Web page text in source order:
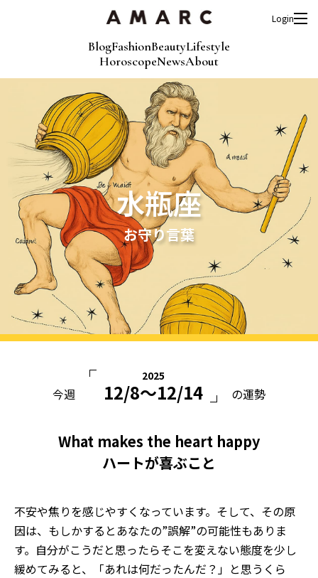
BlogFashionBeautyLifestyle
HoroscopeNewsAbout
Login
水瓶座
お守り言葉
今週
2025
12/8〜12/14 の運勢
What makes the heart happy
ハートが喜ぶこと
不安や焦りを感じやすくなっています。そして、その原
因は、もしかするとあなたの”誤解”の可能性もありま
す。自分がこうだと思ったらそこを変えない態度を少し
緩めてみると、「あれは何だったんだ？」と思うくら